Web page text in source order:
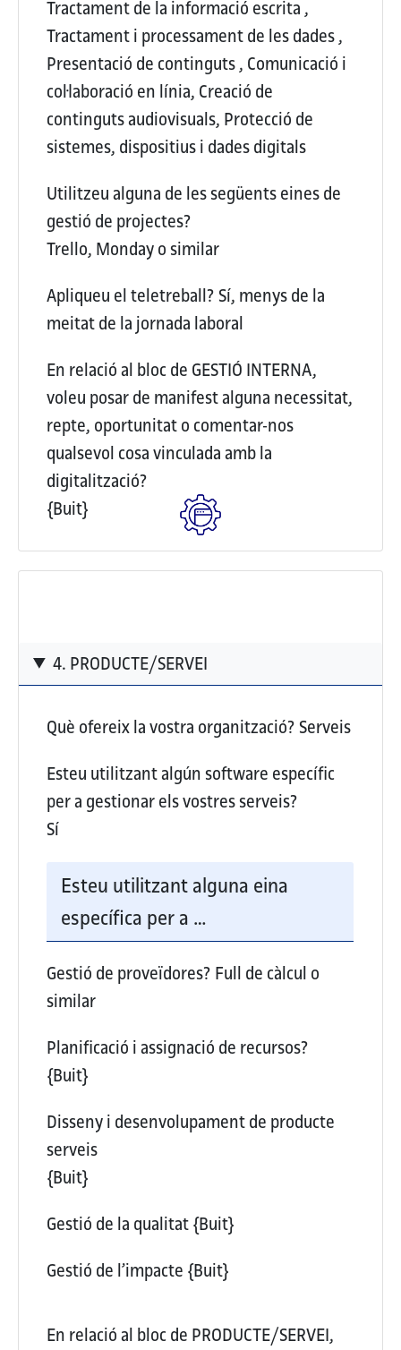
Tractament de la informació escrita ,
Tractament i processament de les dades ,
Presentació de continguts , Comunicació i
col·laboració en línia, Creació de
continguts audiovisuals, Protecció de
sistemes, dispositius i dades digitals
Utilitzeu alguna de les següents eines de
gestió de projectes?
Trello, Monday o similar
Apliqueu el teletreball? Sí, menys de la
meitat de la jornada laboral
En relació al bloc de GESTIÓ INTERNA,
voleu posar de manifest alguna necessitat,
repte, oportunitat o comentar-nos
qualsevol cosa vinculada amb la
digitalització?
{Buit}
4. PRODUCTE/SERVEI
Què ofereix la vostra organització? Serveis
Esteu utilitzant algún software específic
per a gestionar els vostres serveis?
Sí
Esteu utilitzant alguna eina
específica per a …
Gestió de proveïdores?
similar
Planificació i assignació de recursos?
{Buit}
Disseny i desenvolupament de producte
serveis
{Buit}
Gestió de la qualitat{Buit}
Gestió de l’impacte {Buit}
En relació al bloc de PRODUCTE/SERVEI,